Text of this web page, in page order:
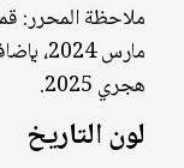
هجري 2025.
لون التاريخ